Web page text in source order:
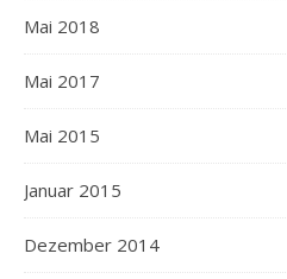
Mai 2018
Mai 2017
Mai 2015
Januar 2015
Dezember 2014